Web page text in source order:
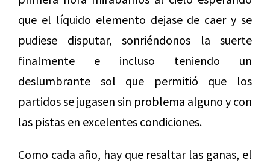
que el líquido elemento dejase de caer y se
pudiese disputar, sonriéndonos la suerte
finalmente e incluso teniendo un
deslumbrante sol que permitió que los
partidos se jugasen sin problema alguno y con
las pistas en excelentes condiciones.
Como cada año, hay que resaltar las ganas, el